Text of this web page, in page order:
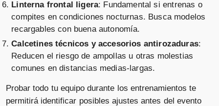
Linterna frontal ligera: Fundamental si entrenas o
compites en condiciones nocturnas. Busca modelos
recargables con buena autonomía.
Calcetines técnicos y accesorios antirozaduras:
Reducen el riesgo de ampollas u otras molestias
comunes en distancias medias-largas.
Probar todo tu equipo durante los entrenamientos te
permitirá identificar posibles ajustes antes del evento